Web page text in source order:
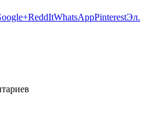
ReddItWhatsAppPinterestЭл.